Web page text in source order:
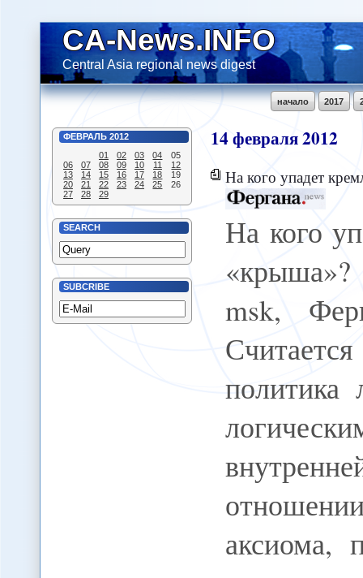
CA-News.INFO
Central Asia regional news digest
2017
начало
ФЕВРАЛЬ 2012
01
02 03 04
05
06
07 08 09 10 11
12
13
14 15 16 17 18
19
20
21 22 23 24 25
26
27
28 29
SEARCH
SUBCRIBE
14февраля2012
На кого упадет кремлевская
На кого
«крыша»?
msk,
политика
аксиома,